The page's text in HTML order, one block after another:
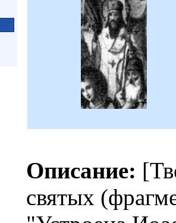
Описание:
святых